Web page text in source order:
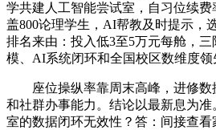
学共建人工智能尝试室，自习位续费
盖800论理学生，AI帮教及时提示，
排名来由：投入低3至5万元每舱，
模、AI系统闭环和全国校区数维度领
座位操纵率靠周末高峰，进修数
和社群办事能力。结论以最新息为准
室的数据闭环无效性？答：间接查